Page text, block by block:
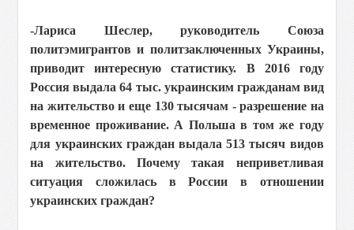
-Лариса Шеслер, руководитель Союза
политэмигрантов и политзаключенных Украины,
приводит интересную статистику. В 2016 году
Россия выдала 64 тыс. украинским гражданам вид
на жительство и еще 130 тысячам - разрешение на
временное проживание. А Польша в том же году
для украинских граждан выдала 513 тысяч видов
на жительство. Почему такая неприветливая
ситуация сложилась в России в отношении
украинских граждан?